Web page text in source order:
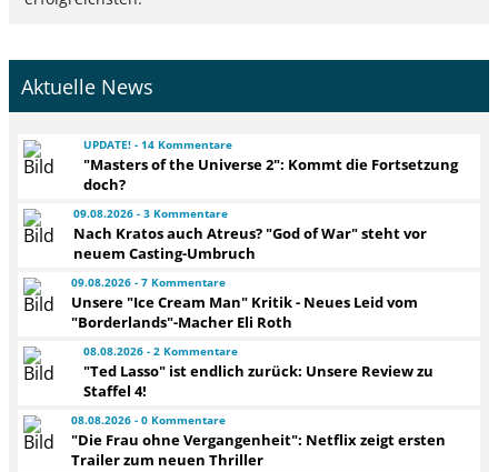
Aktuelle News
UPDATE! - 14 Kommentare
"Masters of the Universe 2": Kommt die Fortsetzung
doch?
09.08.2026 - 3 Kommentare
Nach Kratos auch Atreus? "God of War" steht vor
neuem Casting-Umbruch
09.08.2026 - 7 Kommentare
Unsere "Ice Cream Man" Kritik - Neues Leid vom
"Borderlands"-Macher Eli Roth
08.08.2026 - 2 Kommentare
"Ted Lasso" ist endlich zurück: Unsere Review zu
Staffel 4!
08.08.2026 - 0 Kommentare
"Die Frau ohne Vergangenheit": Netflix zeigt ersten
Trailer zum neuen Thriller